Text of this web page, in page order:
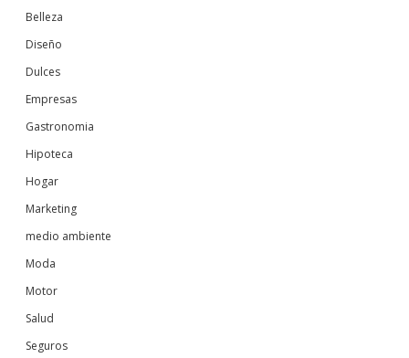
Belleza
Diseño
Dulces
Empresas
Gastronomia
Hipoteca
Hogar
Marketing
medio ambiente
Moda
Motor
Salud
Seguros